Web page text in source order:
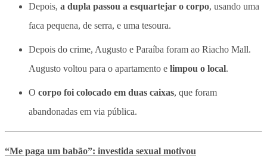
Depois, a dupla passou a esquartejar o corpo, usando uma
faca pequena, de serra, e uma tesoura.
Depois do crime, Augusto e Paraíba foram ao Riacho Mall.
Augusto voltou para o apartamento e limpou o local.
O corpo foi colocado em duas caixas, que foram
abandonadas em via pública.
“Me paga um babão”: investida sexual motivou